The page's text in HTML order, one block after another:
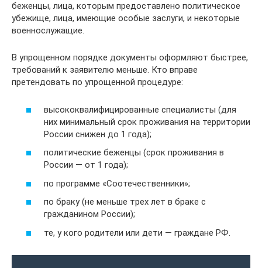
беженцы, лица, которым предоставлено политическое
убежище, лица, имеющие особые заслуги, и некоторые
военнослужащие.
В упрощенном порядке документы оформляют быстрее,
требований к заявителю меньше. Кто вправе
претендовать по упрощенной процедуре:
высококвалифицированные специалисты (для
них минимальный срок проживания на территории
России снижен до 1 года);
политические беженцы (срок проживания в
России — от 1 года);
по программе «Соотечественники»;
по браку (не меньше трех лет в браке с
гражданином России);
те, у кого родители или дети — граждане РФ.